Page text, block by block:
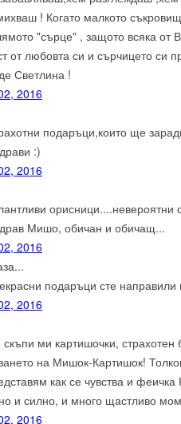
! Когато малкото
"сърце" , защото всяка от
от любовта си и сърчицето си
Светлина !
2016
подаръци,които ще
:)
2016
Мишо, обичан и обичащ...
2016
подаръци сте направили
2016
скъпи ми картишочки, страхотен
на Мишок-Картишок!
как се чувства и
и силно, и много щастливо
2016